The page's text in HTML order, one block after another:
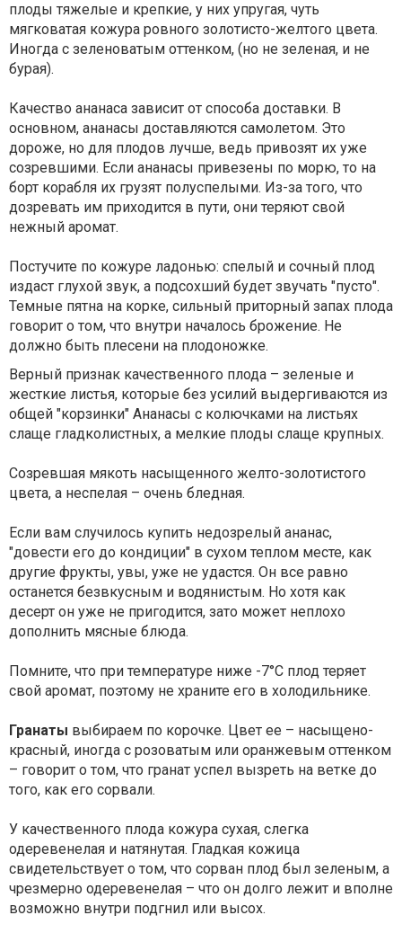
плоды тяжелые и крепкие, у них упругая, чуть
мягковатая кожура ровного золотисто-желтого цвета.
Иногда с зеленоватым оттенком, (но не зеленая, и не
бурая).
Качество ананаса зависит от способа доставки. В
основном, ананасы доставляются самолетом. Это
дороже, но для плодов лучше, ведь привозят их уже
созревшими. Если ананасы привезены по морю, то на
борт корабля их грузят полуспелыми. Из-за того, что
дозревать им приходится в пути, они теряют свой
нежный аромат.
Постучите по кожуре ладонью: спелый и сочный плод
издаст глухой звук, а подсохший будет звучать "пусто".
Темные пятна на корке, сильный приторный запах плода
говорит о том, что внутри началось брожение. Не
должно быть плесени на плодоножке.
Верный признак качественного плода – зеленые и
жесткие листья, которые без усилий выдергиваются из
общей "корзинки" Ананасы с колючками на листьях
слаще гладколистных, а мелкие плоды слаще крупных.
Созревшая мякоть насыщенного желто-золотистого
цвета, а неспелая – очень бледная.
Если вам случилось купить недозрелый ананас,
"довести его до кондиции" в сухом теплом месте, как
другие фрукты, увы, уже не удастся. Он все равно
останется безвкусным и водянистым. Но хотя как
десерт он уже не пригодится, зато может неплохо
дополнить мясные блюда.
Помните, что при температуре ниже -7°С плод теряет
свой аромат, поэтому не храните его в холодильнике.
Гранаты выбираем по корочке. Цвет ее – насыщено-
красный, иногда с розоватым или оранжевым оттенком
– говорит о том, что гранат успел вызреть на ветке до
того, как его сорвали.
У качественного плода кожура сухая, слегка
одеревенелая и натянутая. Гладкая кожица
свидетельствует о том, что сорван плод был зеленым, а
чрезмерно одеревенелая – что он долго лежит и вполне
возможно внутри подгнил или высох.